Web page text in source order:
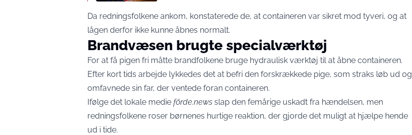
Da redningsfolkene ankom, konstaterede de, at containeren var sikret mod tyveri, og at
lågen derfor ikke kunne åbnes normalt.
Brandvæsen brugte specialværktøj
For at få pigen fri måtte brandfolkene bruge hydraulisk værktøj til at åbne containeren.
Efter kort tids arbejde lykkedes det at befri den forskrækkede pige, som straks løb ud og
omfavnede sin far, der ventede foran containeren.
Ifølge det lokale medie förde.news slap den femårige uskadt fra hændelsen, men
redningsfolkene roser børnenes hurtige reaktion, der gjorde det muligt at hjælpe hende
ud i tide.